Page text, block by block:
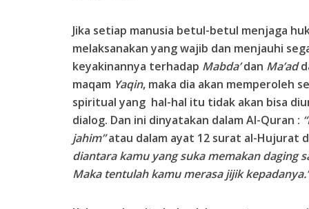
Jika setiap manusia betul-betul menjaga
melaksanakan yang wajib dan menjauhi
keyakinannya terhadap Mabda’dan Ma’ad
maqam Yaqin, maka dia akan memperoleh
spiritual yang hal-hal itu tidak akan bisa
dialog. Dan ini dinyatakan dalam Al-Quran :
jahim”atau dalam ayat 12 surat al-Hujurat
diantara kamu yang suka memakan daging
Maka tentulah kamu merasa jijik